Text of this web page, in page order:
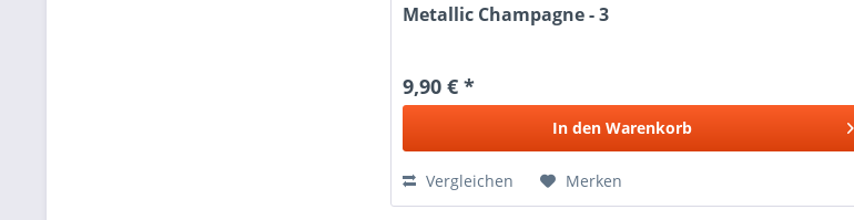
Metallic Champagne - 3
9,90 € *
In den Warenkorb
Vergleichen Merken